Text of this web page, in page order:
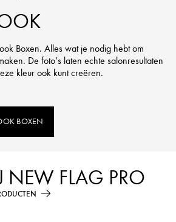
Boxen. Alles wat je nodig hebt om
De foto’s laten echte salonresultaten
kleur ook kunt creëren.
BOXEN
NEW FLAG PRO